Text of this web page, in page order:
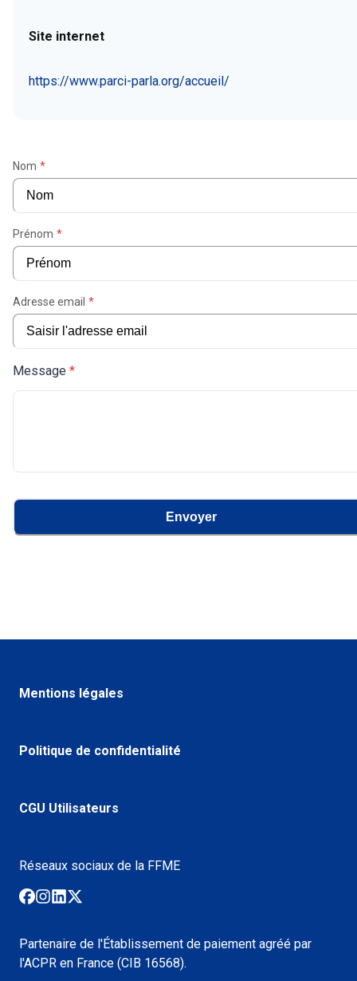
Site internet
https://www.parci-parla.org/accueil/
Nom *
Prénom *
Adresse email *
Message *
Envoyer
Mentions légales
Politique de confidentialité
CGU Utilisateurs
Partenaire de l'Établissement de paiement agréé par
l'ACPR en France (CIB 16568).
Réseaux sociaux de la FFME